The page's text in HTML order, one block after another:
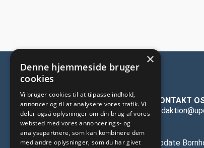
KONTAKT
Update
×
Denne hjemmeside bruger
cookies
Vi bruger cookies til at tilpasse indhold,
annoncer og til at analysere vores trafik. Vi
deler også oplysninger om din brug af vores
websted med vores annoncerings- og
analysepartnere, som kan kombinere dem
med andre oplysninger, som du har givet